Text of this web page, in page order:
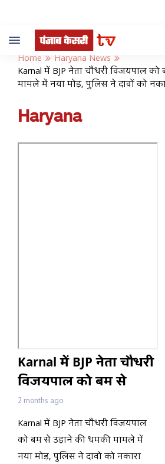
Toggle
navigation
Home
Haryana News
Karnal में BJP नेता चौधरी विजयपाल
मामले में नया मोड़, पुलिस ने दावों को
Haryana
Karnal में BJP नेता चौधरी
विजयपाल को बम से
उड़ाने की धमकी मामले में
नया मोड़, पुलिस ने दावों
को नकारा
2 months ago
Karnal में BJP नेता चौधरी विजयपाल
को बम से उड़ाने की धमकी मामले में
नया मोड़, पुलिस ने दावों को नकारा